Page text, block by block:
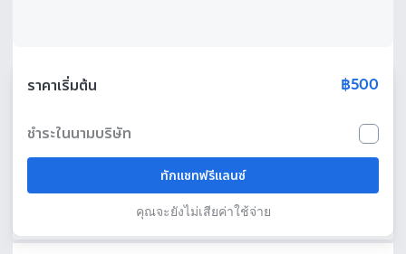
ราคาเริ่มต้น ฿500
ชำระในนามบริษัท
ทักแชทฟรีแลนซ์
คุณจะยังไม่เสียค่าใช้จ่าย